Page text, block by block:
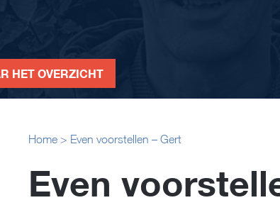
HET OVERZICHT
Home > Even voorstellen – Gert
Even